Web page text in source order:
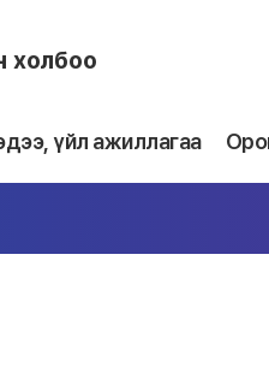
холбоо
үйл ажиллагаа